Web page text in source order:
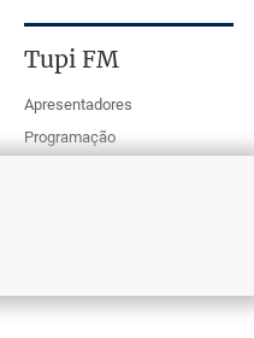
Tupi FM
Apresentadores
Programação